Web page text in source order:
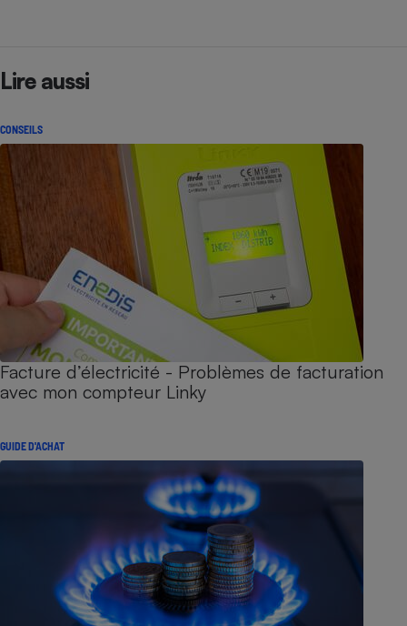
Lire aussi
CONSEILS
Facture d’électricité - Problèmes de facturation
avec mon compteur Linky
GUIDE D'ACHAT